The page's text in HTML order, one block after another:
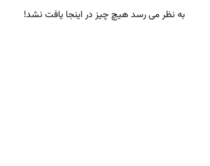
به نظر می رسد هیچ چیز در اینجا یافت نشد!